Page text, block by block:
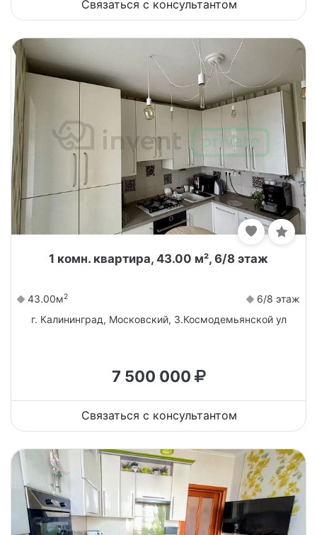
Связаться с консультантом
1 комн. квартира, 43.00 м², 6/8 этаж
43.00м2
6/8 этаж
г. Калининград, Московский, З.Космодемьянской ул
7 500 000
Связаться с консультантом